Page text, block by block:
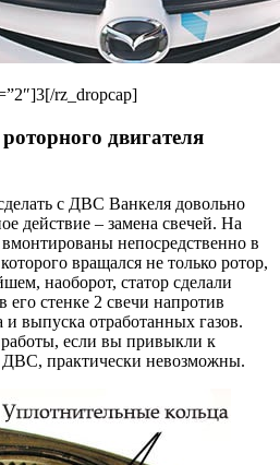
rz_dropcap]
двигателя
с ДВС Ванкеля довольно
действие – замена свечей. На
непосредственно в
вращался не только ротор,
наоборот, статор сделали
стенке 2 свечи напротив
выпуска отработанных газов.
если вы привыкли к
практически невозможны.